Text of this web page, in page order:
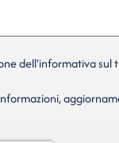
dell'informativa